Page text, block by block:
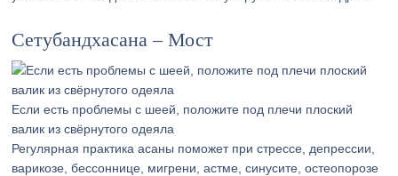
Сетубандхасана – Мост
Если есть проблемы с шеей, положите под плечи плоский
валик из свёрнутого одеяла
Регулярная практика асаны поможет при стрессе, депрессии,
варикозе, бессоннице, мигрени, астме, синусите, остеопорозе